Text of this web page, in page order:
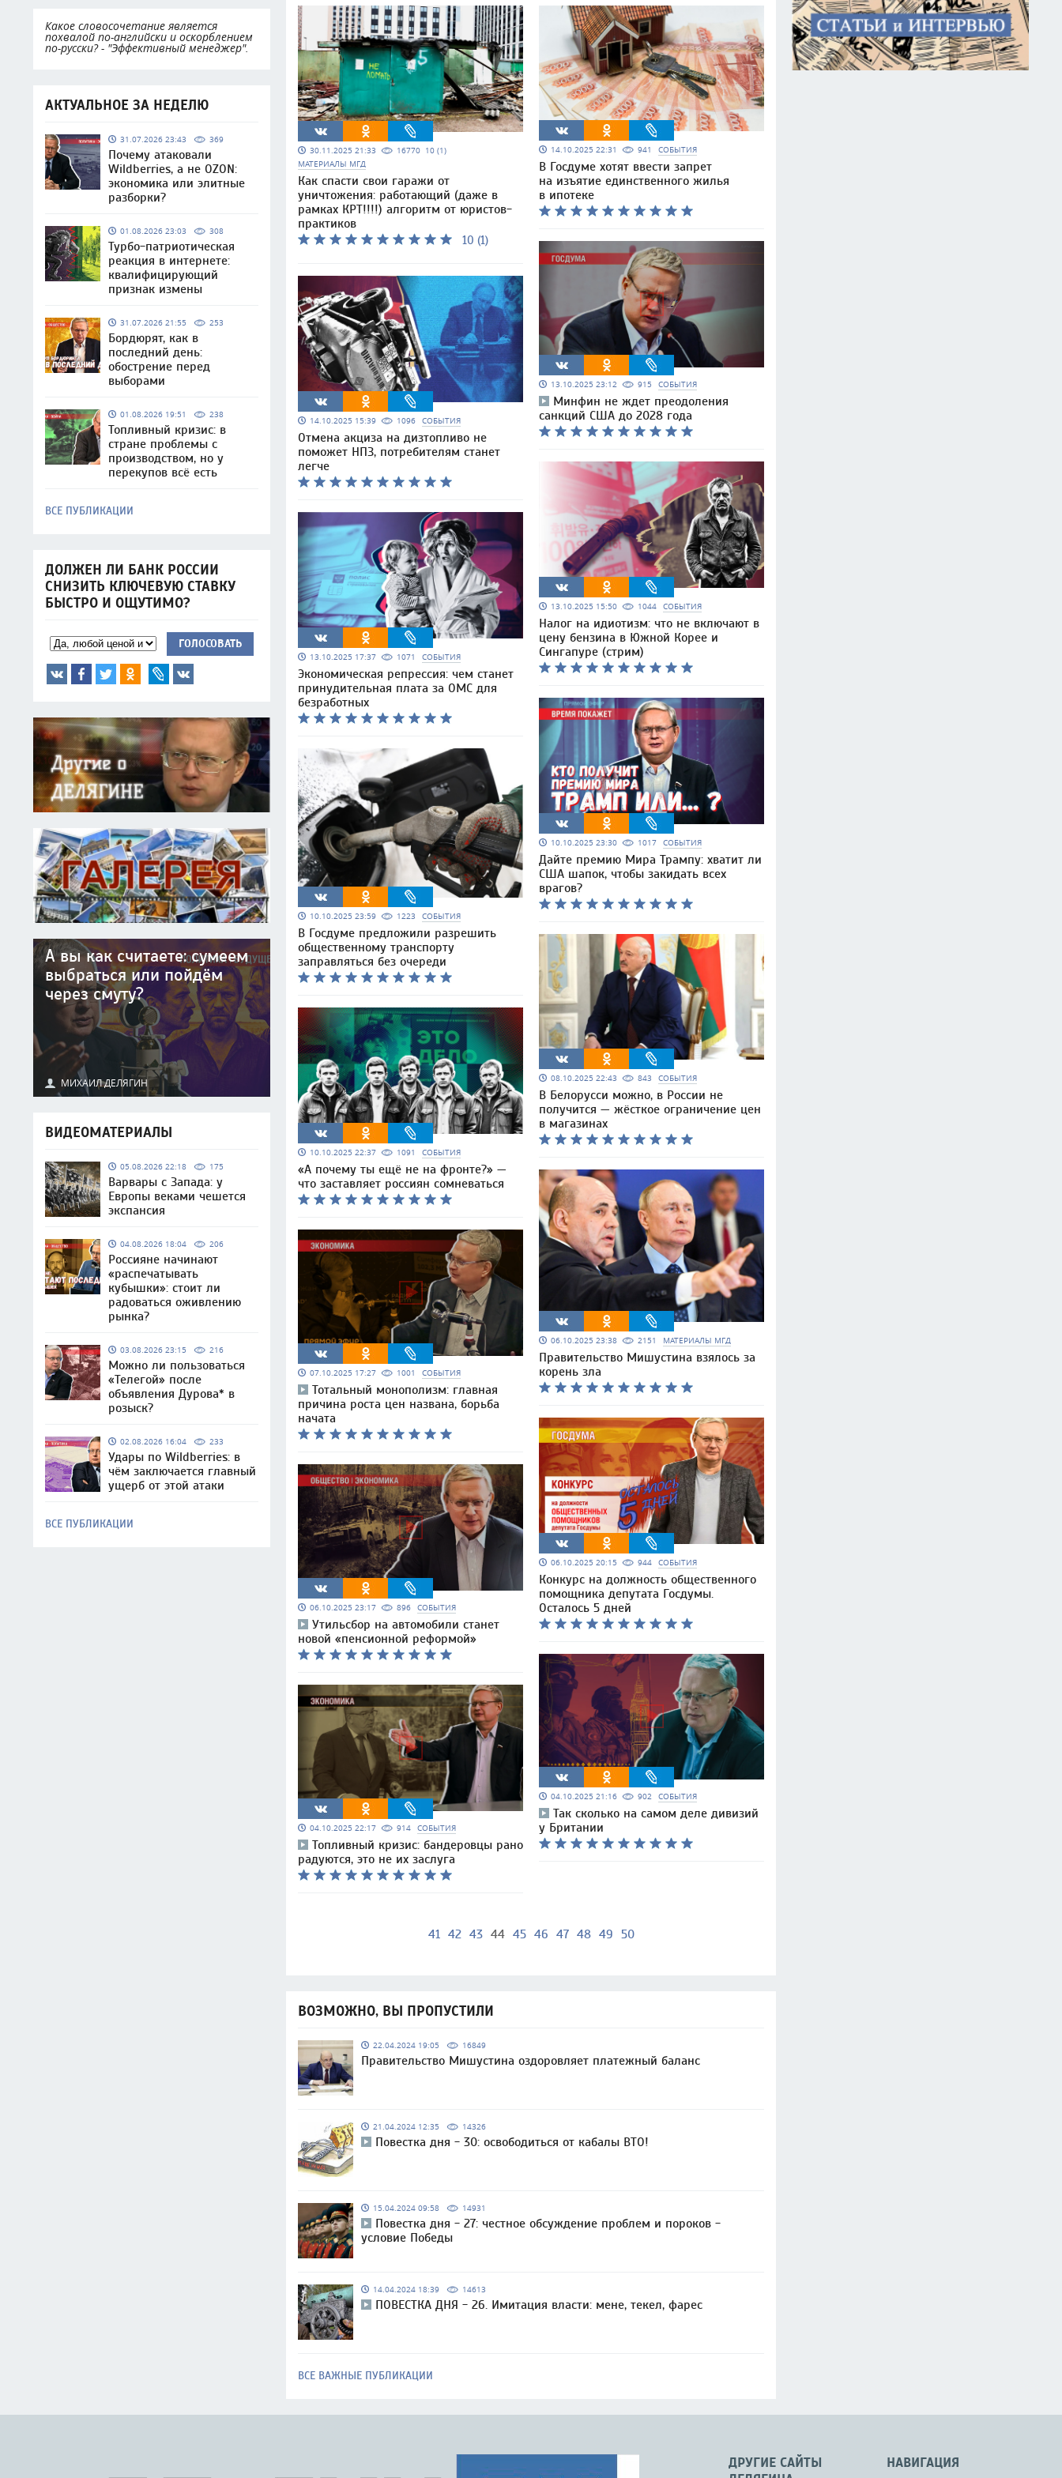
Какое словосочетание является
похвалой по-английски и оскорблением
по-русски? - "Эффективный менеджер".
АКТУАЛЬНОЕ ЗА НЕДЕЛЮ
31.07.2026 23:43 369
Почему атаковали
Wildberries, а не OZON:
экономика или элитные
разборки?
01.08.2026 23:03 308
Турбо-патриотическая
реакция в интернете:
квалифицирующий
признак измены
31.07.2026 21:55 253
Бордюрят, как в
последний день:
обострение перед
выборами
01.08.2026 19:51 238
Топливный кризис: в
стране проблемы с
производством, но у
перекупов всё есть
ВСЕ ПУБЛИКАЦИИ
ДОЛЖЕН ЛИ БАНК РОССИИ
СНИЗИТЬ КЛЮЧЕВУЮ СТАВКУ
БЫСТРО И ОЩУТИМО?
ГОЛОСОВАТЬ
А вы как считаете: сумеем
выбраться или пойдём
через смуту?
МИХАИЛ ДЕЛЯГИН
ВИДЕОМАТЕРИАЛЫ
05.08.2026 22:18 175
Варвары с Запада: у
Европы веками чешется
экспансия
04.08.2026 18:04 206
Россияне начинают
«распечатывать
кубышки»: стоит ли
радоваться оживлению
рынка?
03.08.2026 23:15 216
Можно ли пользоваться
«Телегой» после
объявления Дурова* в
розыск?
02.08.2026 16:04 233
Удары по Wildberries: в
чём заключается главный
ущерб от этой атаки
ВСЕ ПУБЛИКАЦИИ
30.11.2025 21:33 16770 10 (1)
МАТЕРИАЛЫ МГД
Как спасти свои гаражи от
уничтожения: работающий (даже в
рамках КРТ!!!!) алгоритм от юристов-
практиков
10 (1)
14.10.2025 15:39 1096 СОБЫТИЯ
Отмена акциза на дизтопливо не
поможет НПЗ, потребителям станет
легче
13.10.2025 17:37 1071 СОБЫТИЯ
Экономическая репрессия: чем станет
принудительная плата за ОМС для
безработных
10.10.2025 23:59 1223 СОБЫТИЯ
В Госдуме предложили разрешить
общественному транспорту
заправляться без очереди
10.10.2025 22:37 1091 СОБЫТИЯ
«А почему ты ещё не на фронте?» —
что заставляет россиян сомневаться
07.10.2025 17:27 1001 СОБЫТИЯ
Тотальный монополизм: главная
причина роста цен названа, борьба
начата
06.10.2025 23:17 896 СОБЫТИЯ
Утильсбор на автомобили станет
новой «пенсионной реформой»
04.10.2025 22:17 914 СОБЫТИЯ
Топливный кризис: бандеровцы рано
радуются, это не их заслуга
14.10.2025 22:31 941 СОБЫТИЯ
В Госдуме хотят ввести запрет
на изъятие единственного жилья
в ипотеке
13.10.2025 23:12 915 СОБЫТИЯ
Минфин не ждет преодоления
санкций США до 2028 года
13.10.2025 15:50 1044 СОБЫТИЯ
Налог на идиотизм: что не включают в
цену бензина в Южной Корее и
Сингапуре (стрим)
10.10.2025 23:30 1017 СОБЫТИЯ
Дайте премию Мира Трампу: хватит ли
США шапок, чтобы закидать всех
врагов?
08.10.2025 22:43 843 СОБЫТИЯ
В Белорусси можно, в России не
получится — жёсткое ограничение цен
в магазинах
06.10.2025 23:38 2151 МАТЕРИАЛЫ МГД
Правительство Мишустина взялось за
корень зла
06.10.2025 20:15 944 СОБЫТИЯ
Конкурс на должность общественного
помощника депутата Госдумы.
Осталось 5 дней
04.10.2025 21:16 902 СОБЫТИЯ
Так сколько на самом деле дивизий
у Британии
41 42 43 44 45 46 47 48 49 50
ВОЗМОЖНО, ВЫ ПРОПУСТИЛИ
22.04.2024 19:05 16849
Правительство Мишустина оздоровляет платежный баланс
21.04.2024 12:35 14326
Повестка дня - 30: освободиться от кабалы ВТО!
15.04.2024 09:58 14931
Повестка дня - 27: честное обсуждение проблем и пороков -
условие Победы
14.04.2024 18:39 14613
ПОВЕСТКА ДНЯ - 26. Имитация власти: мене, текел, фарес
ВСЕ ВАЖНЫЕ ПУБЛИКАЦИИ
НАВИГАЦИЯ
ДРУГИЕ САЙТЫ